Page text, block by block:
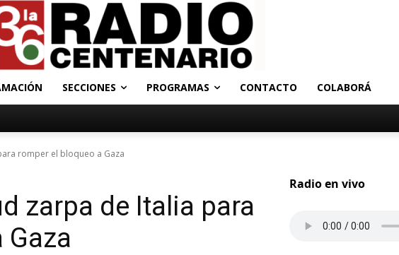
SECCIONES PROGRAMAS CONTACTO COLABORÁ
romper el bloqueo a Gaza
zarpa de Italia para
Radio en vivo